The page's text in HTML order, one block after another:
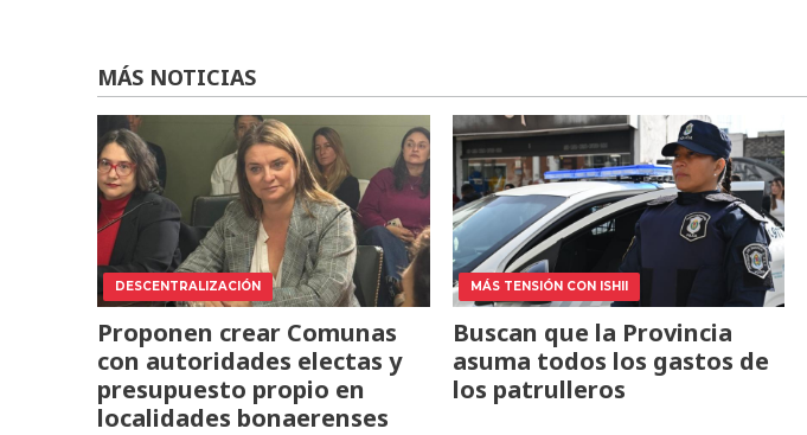
MÁS NOTICIAS
DESCENTRALIZACIÓN
Proponen crear Comunas
con autoridades electas y
presupuesto propio en
localidades bonaerenses
MÁS TENSIÓN CON ISHII
Buscan que la Provincia
asuma todos los gastos de
los patrulleros